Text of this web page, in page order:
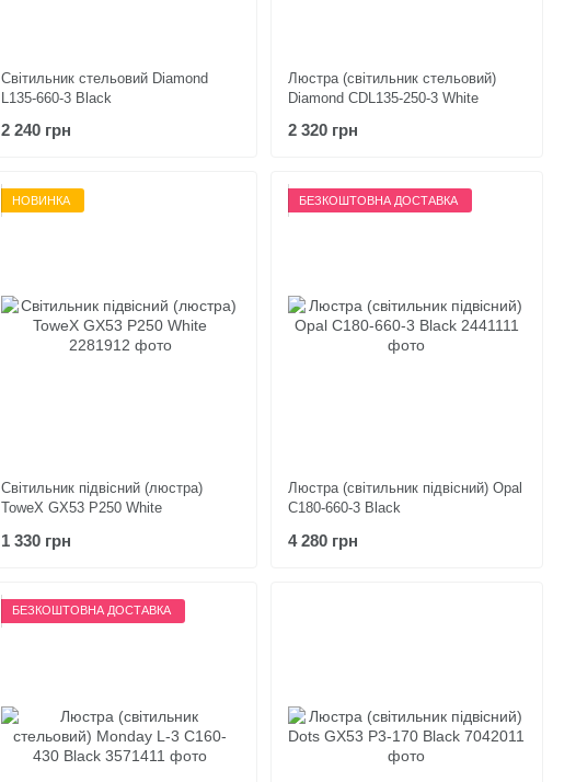
Світильник стельовий Diamond
L135-660-3 Black
2 240 грн
Люстра (світильник стельовий)
Diamond CDL135-250-3 White
2 320 грн
НОВИНКА
Світильник підвісний (люстра)
ToweX GX53 P250 White
1 330 грн
БЕЗКОШТОВНА ДОСТАВКА
Люстра (світильник підвісний) Opal
C180-660-3 Black
4 280 грн
БЕЗКОШТОВНА ДОСТАВКА